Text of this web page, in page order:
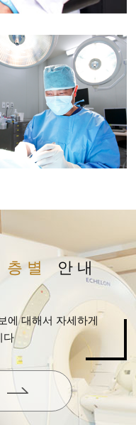
층별
안내
에 대해서 자세하게
다